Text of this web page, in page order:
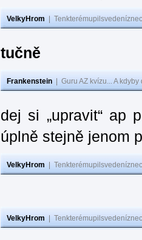
VelkyHrom
tučně
Frankenstein Guru AZ kvízu... A
dej si „upravit“ ap
úplně stejně jenom
VelkyHrom
VelkyHrom